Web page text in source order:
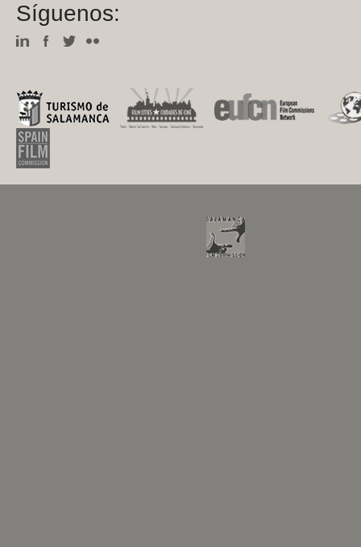
Síguenos: